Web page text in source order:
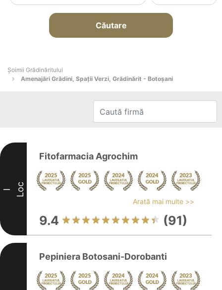
Căutare
Șoimii Grădinăritului
Amenajări Grădini, Spații Verzi, Grădinărit - Botoşani
I Loc
Fitofarmacia Agrochim
Arată mai multe >>
9.4 (91)
Pepiniera Botosani-Dorobanti